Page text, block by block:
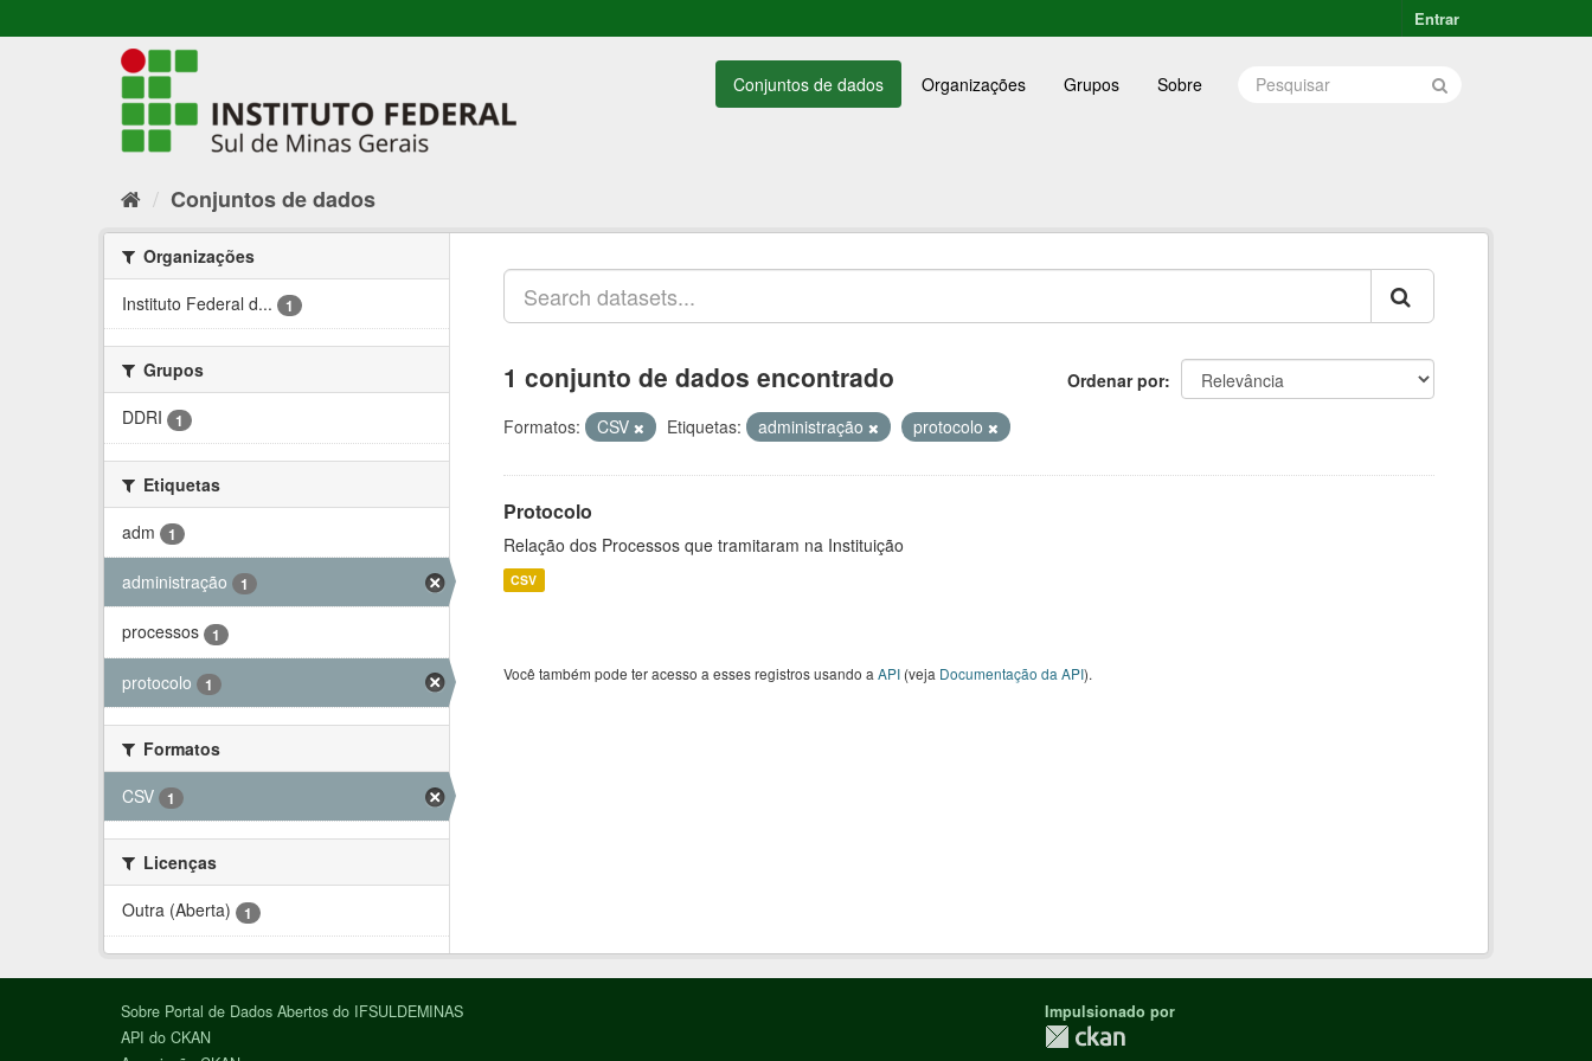
Entrar
Conjuntos de dados Organizações Grupos Sobre
Conjuntos de dados
Organizações
Instituto Federal d...
1
Grupos
DDRI
1
Etiquetas
adm
1
administração 1
processos 1
protocolo 1
Formatos
CSV
1
Licenças
Outra (Aberta)
1
Ordenar por
1 conjunto de dados encontrado
Formatos: CSV Etiquetas: administração protocolo
Protocolo
Relação dos Processos que tramitaram na Instituição
CSV
Você também pode ter acesso a esses registros usando a API (veja Documentação da API).
Sobre Portal de Dados Abertos do IFSULDEMINAS
API do CKAN
Impulsionado por